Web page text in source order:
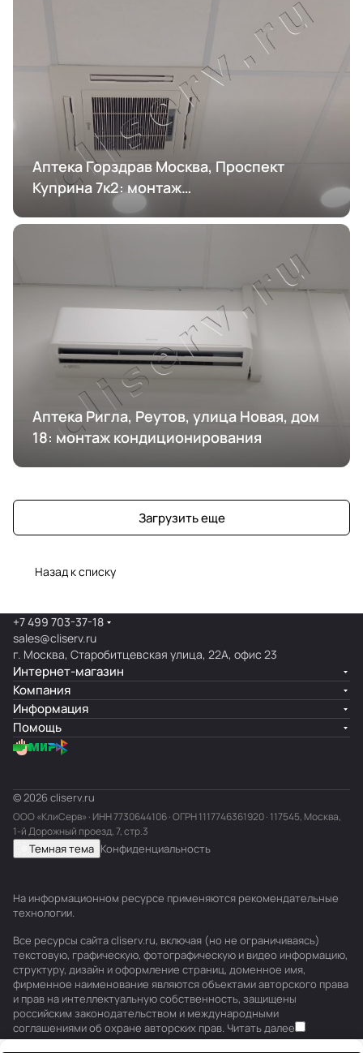
Аптека Горздрав Москва, Проспект
Куприна 7к2: монтаж
кондиционирования
Аптека Ригла, Реутов, улица Новая, дом
18: монтаж кондиционирования
Загрузить еще
Назад к списку
+7 499 703-37-18
sales@cliserv.ru
г. Москва, Старобитцевская улица, 22А, офис 23
Интернет-магазин
Компания
Информация
Помощь
© 2026 cliserv.ru
ООО «КлиСерв» · ИНН7730644106· ОГРН 1117746361920 · 117545, Москва,
1-й Дорожный проезд, 7, стр.3
Темная тема Конфиденциальность
На информационном ресурсе применяются рекомендательные
технологии.
Все ресурсы сайта cliserv.ru, включая (но не ограничиваясь)
текстовую, графическую, фотографическую и видео информацию,
структуру, дизайн и оформление страниц, доменное имя,
фирменное наименование являются объектами авторского права
и прав на интеллектуальную собственность, защищены
российским законодательством и международными
соглашениями об охране авторских прав. Читать далее